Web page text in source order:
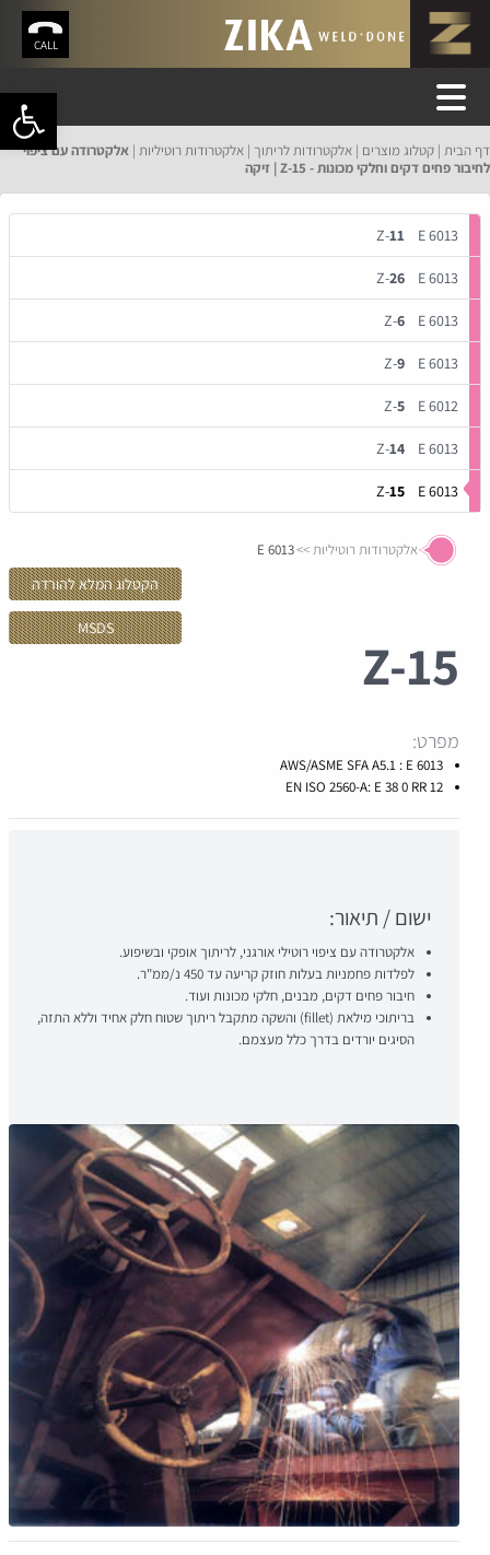
פתח
CALL
דף הבית קטלוג מוצרים אלקטרודות לריתוך אלקטרודות רוטיליות אלקטרודה עם ציפוי
לחיבור פחים דקים וחלקי מכונות - Z-15 | זיקה
Z-11 E 6013
Z-26 E 6013
Z-6 E 6013
Z-9 E 6013
Z-5 E 6012
Z-14 E 6013
Z-15 E 6013
אלקטרודות רוטיליות E 6013
הקטלוג המלא להורדה
MSDS
Z-15
מפרט:
AWS/ASME SFA A5.1 : E 6013
EN ISO 2560-A: E 38 0 RR 12
ישום / תיאור:
אלקטרודה עם ציפוי רוטילי אורגני, לריתוך אופקי ובשיפוע.
לפלדות פחמניות בעלות חוזק קריעה עד 450 נ/ממ"ר.
חיבור פחים דקים, מבנים, חלקי מכונות ועוד.
בריתוכי מילאת (fillet) והשקה מתקבל ריתוך שטוח חלק אחיד וללא התזה,
הסיגים יורדים בדרך כלל מעצמם.